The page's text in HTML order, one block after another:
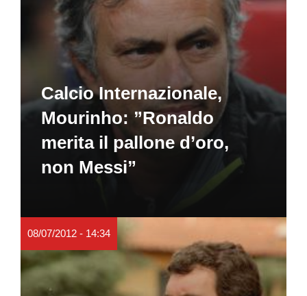
Calcio Internazionale,
Mourinho: ”Ronaldo
merita il pallone d’oro,
non Messi”
08/07/2012 - 14:34